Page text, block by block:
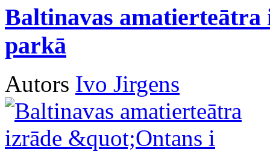
Baltinavas
parkā
Autors Ivo Jirgens